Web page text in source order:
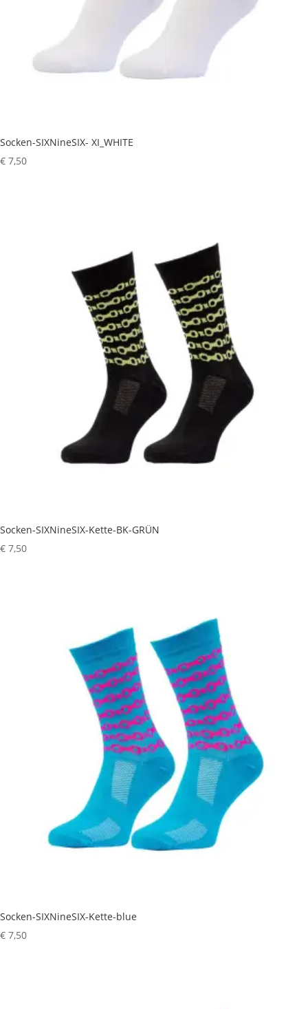
Socken-SIXNineSIX- XI_WHITE
€ 7,50
Socken-SIXNineSIX-Kette-BK-GRÜN
€ 7,50
Socken-SIXNineSIX-Kette-blue
€ 7,50